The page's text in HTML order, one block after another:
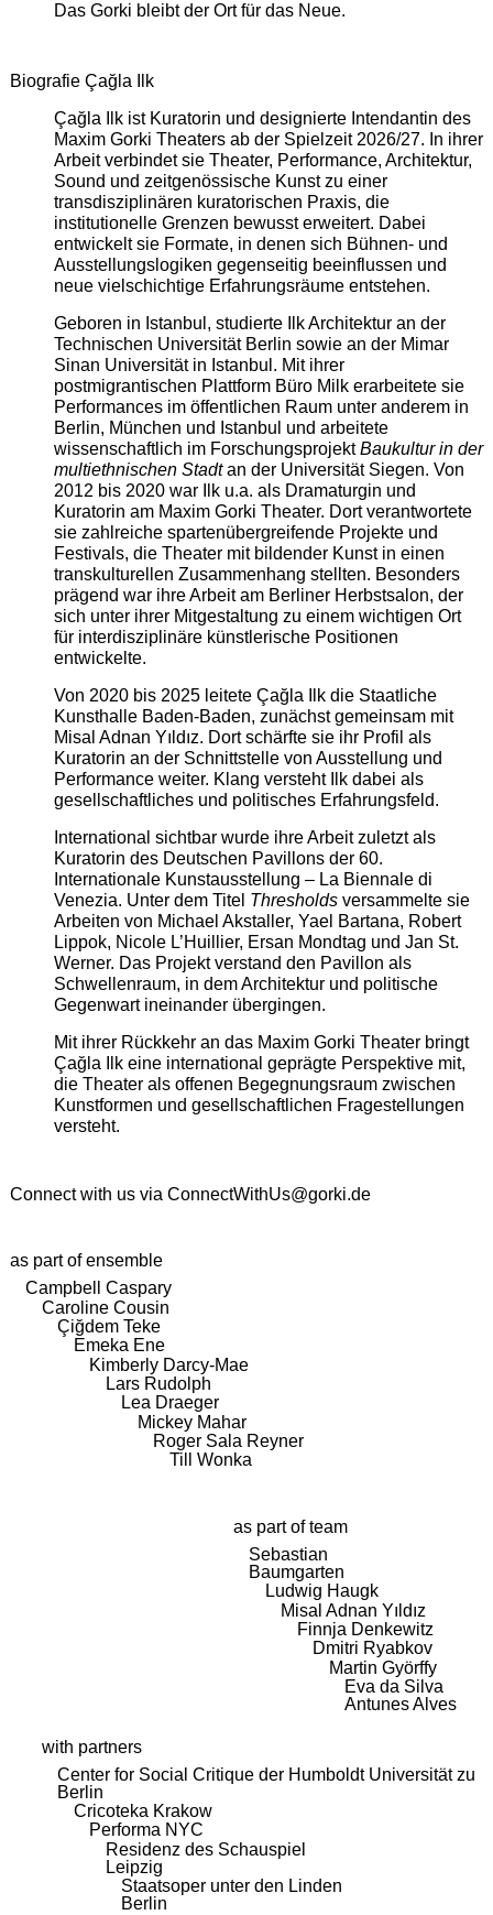
Das Gorki bleibt der Ort für das Neue.
Biografie Çağla Ilk
Çağla Ilk ist Kuratorin und designierte Intendantin des
Maxim Gorki Theaters ab der Spielzeit 2026/27. In ihrer
Arbeit verbindet sie Theater, Performance, Architektur,
Sound und zeitgenössische Kunst zu einer
transdisziplinären kuratorischen Praxis, die
institutionelle Grenzen bewusst erweitert. Dabei
entwickelt sie Formate, in denen sich Bühnen- und
Ausstellungslogiken gegenseitig beeinflussen und
neue vielschichtige Erfahrungsräume entstehen.
Geboren in Istanbul, studierte Ilk Architektur an der
Technischen Universität Berlin sowie an der Mimar
Sinan Universität in Istanbul. Mit ihrer
postmigrantischen Plattform Büro Milk erarbeitete sie
Performances im öffentlichen Raum unter anderem in
Berlin, München und Istanbul und arbeitete
wissenschaftlich im ForschungsprojektBaukultur in der
multiethnischen Stadtan der Universität Siegen. Von
2012 bis 2020 war Ilk u.a. als Dramaturgin und
Kuratorin am Maxim Gorki Theater. Dort verantwortete
sie zahlreiche spartenübergreifende Projekte und
Festivals, die Theater mit bildender Kunst in einen
transkulturellen Zusammenhang stellten. Besonders
prägend war ihre Arbeit am Berliner Herbstsalon, der
sich unter ihrer Mitgestaltung zu einem wichtigen Ort
für interdisziplinäre künstlerische Positionen
entwickelte.
Von 2020 bis 2025 leitete Çağla Ilk die Staatliche
Kunsthalle Baden-Baden, zunächst gemeinsam mit
Misal Adnan Yıldız. Dort schärfte sie ihr Profil als
Kuratorin an der Schnittstelle von Ausstellung und
Performance weiter. Klang versteht Ilk dabei als
gesellschaftliches und politisches Erfahrungsfeld.
International sichtbar wurde ihre Arbeit zuletzt als
Kuratorin des Deutschen Pavillons der 60.
Internationale Kunstausstellung – La Biennale di
Venezia. Unter dem Titel Thresholdsversammelte sie
Arbeiten von Michael Akstaller, Yael Bartana, Robert
Lippok, Nicole L’Huillier, Ersan Mondtag und Jan St.
Werner. Das Projekt verstand den Pavillon als
Schwellenraum, in dem Architektur und politische
Gegenwart ineinander übergingen.
Mit ihrer Rückkehr an das Maxim Gorki Theater bringt
Çağla Ilk eine international geprägte Perspektive mit,
die Theater als offenen Begegnungsraum zwischen
Kunstformen und gesellschaftlichen Fragestellungen
versteht.
Connect with us via ConnectWithUs@gorki.de
as part of ensemble
Campbell Caspary
Caroline Cousin
Çiğdem Teke
Emeka Ene
Kimberly Darcy-Mae
Lars Rudolph
Lea Draeger
Mickey Mahar
Roger Sala Reyner
Till Wonka
as part of team
Sebastian
Baumgarten
Ludwig Haugk
Misal Adnan Yıldız
Finnja Denkewitz
Dmitri Ryabkov
Martin Györffy
Eva da Silva
Antunes Alves
with partners
Center for Social Critique der Humboldt Universität zu
Berlin
Cricoteka Krakow
Performa NYC
Residenz des Schauspiel
Leipzig
Staatsoper unter den Linden
Berlin